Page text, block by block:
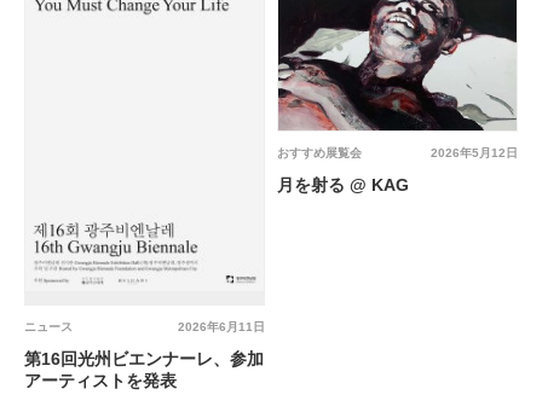
2026年6月11日
ニュース
第16回光州ビエンナーレ、参加
アーティストを発表
2026年5月12日
おすすめ展覧会
月を射る @ KAG